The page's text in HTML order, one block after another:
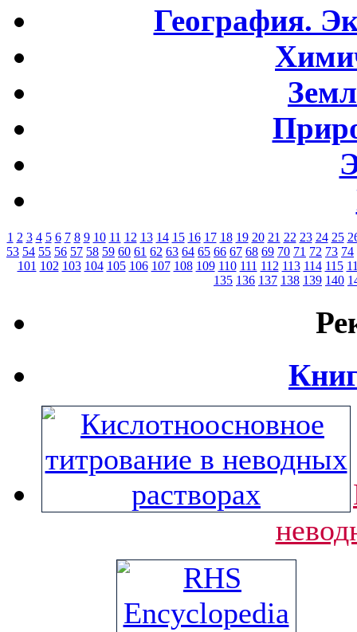
География.
1 2 3 4 5 6 7 8 9 10 11 12 13 14 15 16 17 18 19 20 21 22 23 24 25
53 54 55 56 57 58 59 60 61 62 63 64 65 66 67 68 69 70 71 72 73 74
101 102 103 104 105 106 107 108 109 110 111 112 113 114 115
135 136 137 138 139 140